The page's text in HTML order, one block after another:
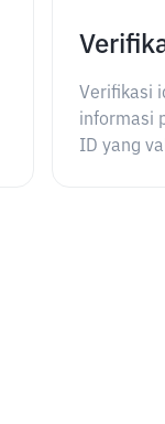
Verifikasi
informasi
ID yang